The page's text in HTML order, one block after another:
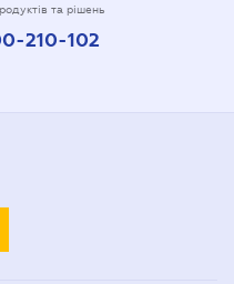
та рішень
210-102